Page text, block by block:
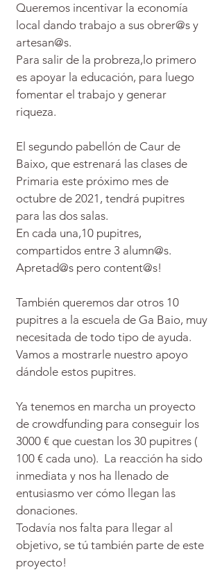
Queremos incentivar la economía
local dando trabajo a sus obrer@s y
artesan@s.
Para salir de la probreza,lo primero
es apoyar la educación, para luego
fomentar el trabajo y generar
riqueza.
El segundo pabellón de Caur de
Baixo, que estrenará las clases de
Primaria este próximo mes de
octubre de 2021, tendrá pupitres
para las dos salas.
En cada una,10 pupitres,
compartidos entre 3 alumn@s.
Apretad@s pero content@s!
También queremos dar otros 10
pupitres a la escuela de Ga Baio, muy
necesitada de todo tipo de ayuda.
Vamos a mostrarle nuestro apoyo
dándole estos pupitres.
Ya tenemos en marcha un proyecto
de crowdfunding para conseguir los
3000 € que cuestan los 30 pupitres (
100 € cada uno). La reacción ha sido
inmediata y nos ha llenado de
entusiasmo ver cómo llegan las
donaciones.
Todavía nos falta para llegar al
objetivo, se tú también parte de este
proyecto!